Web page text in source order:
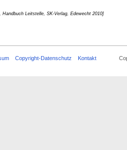
Leitstelle, SK-Verlag, Edewecht 2010]
Copyright-Datenschutz Kontakt